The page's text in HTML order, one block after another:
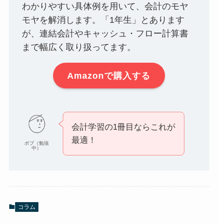
わかりやすい具体例を用いて、会計のモヤ
モヤを解消します。「1年生」とあります
が、連結会計やキャッシュ・フロー計算書
まで幅広く取り扱ってます。
Amazonで購入する
ボブ（勉強
中）
会計学習の1冊目ならこれが
最適！
コラム